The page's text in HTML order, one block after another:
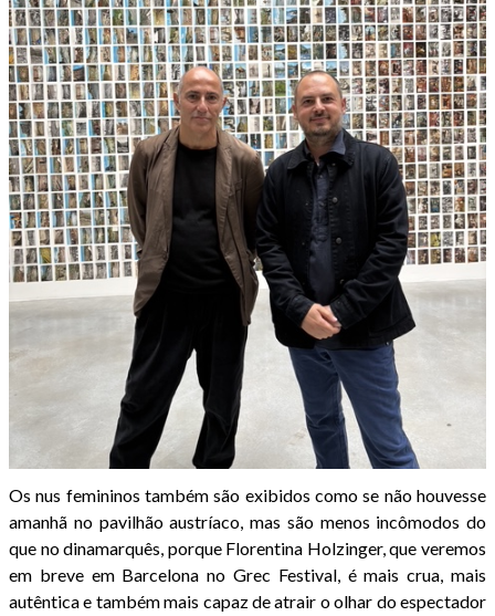
Os nus femininos também são exibidos como se não houvesse
amanhã no pavilhão austríaco, mas são menos incômodos do
que no dinamarquês, porque Florentina Holzinger, que veremos
em breve em Barcelona no Grec Festival, é mais crua, mais
autêntica e também mais capaz de atrair o olhar do espectador